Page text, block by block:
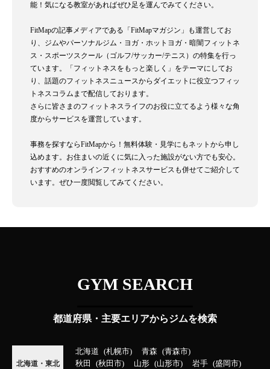
能！気になる教室があればぜひ足を運んでみてください。
FitMapの記事メディアである「FitMapマガジン」も運営してお
り、ジムやパーソナルジム・ヨガ・ホットヨガ・暗闇フィットネ
ス・スポーツスクール（ゴルフ/サッカー/テニス）の特集を行っ
ています。「フィットネスをもっと楽しく」をテーマにしてお
り、話題のフィットネスニュースからダイエットに役立つフィッ
トネスコラムまで配信しております。
さらに皆さまのフィットネスライフのお役に立てるよう様々な角
度からサービスを運営しています。
事務を探すならFitMapから！無料体験・見学にもネットから申し
込めます。お住まいの近くに気に入った施設がない方でも安心。
おすすめのオンラインフィットネスサービスも併せてご紹介して
います。ぜひ一度閲覧してみてください。
GYM SEARCH
都道府県・主要エリアからジムを検索
北海道・東北
北海道 札幌市 青森
青森市
秋田
秋田市 山形 山形市 岩手
盛岡市